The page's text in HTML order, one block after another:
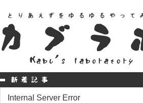
Internal Server Error